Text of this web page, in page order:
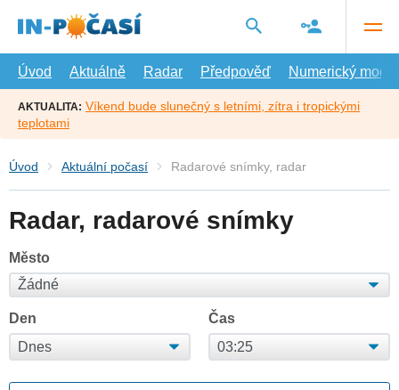
hlavní
Úvod
Aktuálně Radar Předpověď Numerický model
AKTUALITA: Víkend bude slunečný s letními, zítra i tropickými
teplotami
Úvod Aktuální počasí Radarové snímky, radar
Radar, radarové snímky
Město
Den Čas